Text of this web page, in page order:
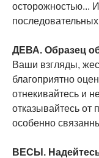
осторожностью...
ДЕВА. Образец
Ваши взгляды,
благоприятно
отнекивайтесь и
отказывайтесь
особенно
ВЕСЫ.